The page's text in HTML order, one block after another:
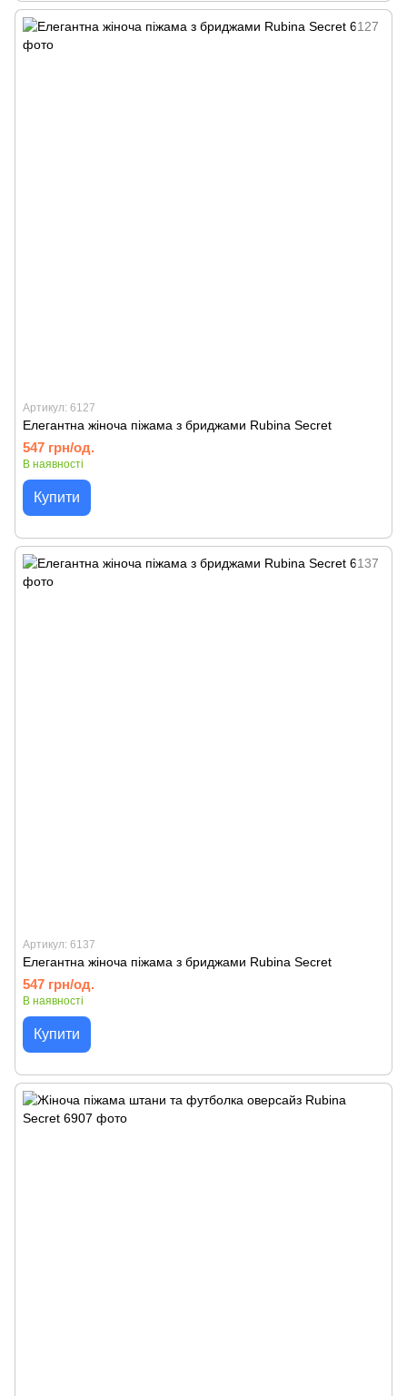
Артикул: 6127
Елегантна жіноча піжама з бриджами Rubina Secret
547 грн/од.
В наявності
Купити
Артикул: 6137
Елегантна жіноча піжама з бриджами Rubina Secret
547 грн/од.
В наявності
Купити